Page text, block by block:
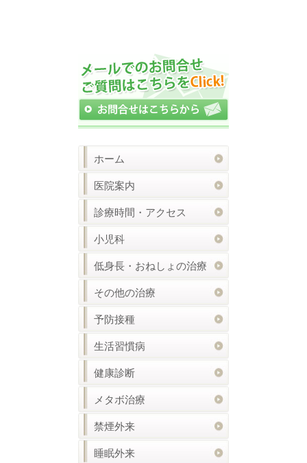
ホーム
医院案内
診療時間・アクセス
小児科
低身長・おねしょの治療
その他の治療
予防接種
生活習慣病
健康診断
メタボ治療
禁煙外来
睡眠外来